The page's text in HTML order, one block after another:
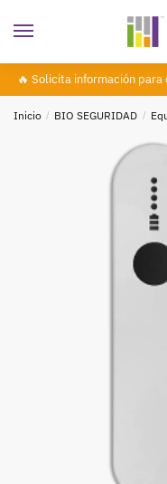
🔥 Solicita información para
Inicio / BIO SEGURIDAD /